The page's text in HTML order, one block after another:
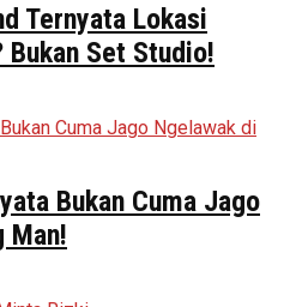
Ternyata Lokasi
Bukan Set Studio!
Bukan Cuma Jago
Man!